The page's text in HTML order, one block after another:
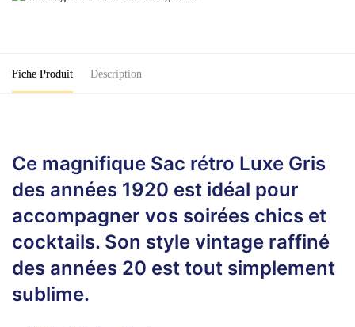
Gris
Fiche Produit Description
Ce magnifique Sac rétro Luxe Gris
des années 1920 est idéal pour
accompagner vos soirées chics et
cocktails. Son style vintage raffiné
des années 20 est tout simplement
sublime.